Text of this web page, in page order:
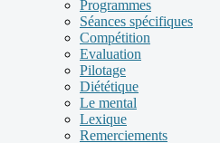
Programmes
Séances spécifiques
Compétition
Evaluation
Pilotage
Diététique
Le mental
Lexique
Remerciements